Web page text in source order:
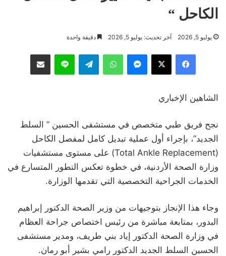
الكاحل “
يوليو 5, 2026 آخر تحديث: يوليو 5, 2026 دقيقة واحدة
فيسبوك ‫X ماسنجر واتساب تيلقرام لاين مشاركة عبر البريد
الشاهين الإخباري
نجح فريق طبي متخصص في مستشفى الحسين ” السلط
الجديد”، بإجراء أول عملية تبديل كامل لمفصل الكاحل
(Total Ankle Replacement) على مستوى مستشفيات
وزارة الصحة الأردنية، في خطوة تعكس التطور المتسارع في
الخدمات الجراحية التخصصية التي تقدمها الوزارة.
وجاء هذا الإنجاز بتوجيهات من وزير الصحة الدكتور إبراهيم
البدور، بمتابعة مباشرة من رئيس اختصاص جراحة العظام
في وزارة الصحة الدكتور إياد بني طريف، ومدير مستشفى
الحسين السلط الجديد الدكتور رامي بشير أبو رمان.